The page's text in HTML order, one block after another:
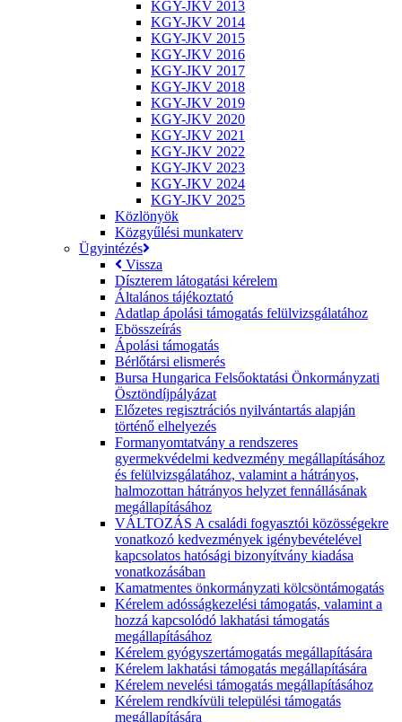
KGY-JKV 2013
KGY-JKV 2014
KGY-JKV 2015
KGY-JKV 2016
KGY-JKV 2017
KGY-JKV 2018
KGY-JKV 2019
KGY-JKV 2020
KGY-JKV 2021
KGY-JKV 2022
KGY-JKV 2023
KGY-JKV 2024
KGY-JKV 2025
Közlönyök
Közgyűlési munkaterv
Ügyintézés
Vissza
Díszterem látogatási kérelem
Általános tájékoztató
Adatlap ápolási támogatás felülvizsgálatához
Ebösszeírás
Ápolási támogatás
Bérlőtársi elismerés
Bursa Hungarica Felsőoktatási Önkormányzati
Ösztöndíjpályázat
Előzetes regisztrációs nyilvántartás alapján
történő elhelyezés
Formanyomtatvány a rendszeres
gyermekvédelmi kedvezmény megállapításához
és felülvizsgálatához, valamint a hátrányos,
halmozottan hátrányos helyzet fennállásának
megállapításához
VÁLTOZÁS A családi fogyasztói közösségekre
vonatkozó kedvezmények igénybevételével
kapcsolatos hatósági bizonyítvány kiadása
vonatkozásában
Kamatmentes önkormányzati kölcsöntámogatás
Kérelem adósságkezelési támogatás, valamint a
hozzá kapcsolódó lakhatási támogatás
megállapításához
Kérelem gyógyszertámogatás megállapítására
Kérelem lakhatási támogatás megállapítására
Kérelem nevelési támogatás megállapításához
Kérelem rendkívüli települési támogatás
megállapítására